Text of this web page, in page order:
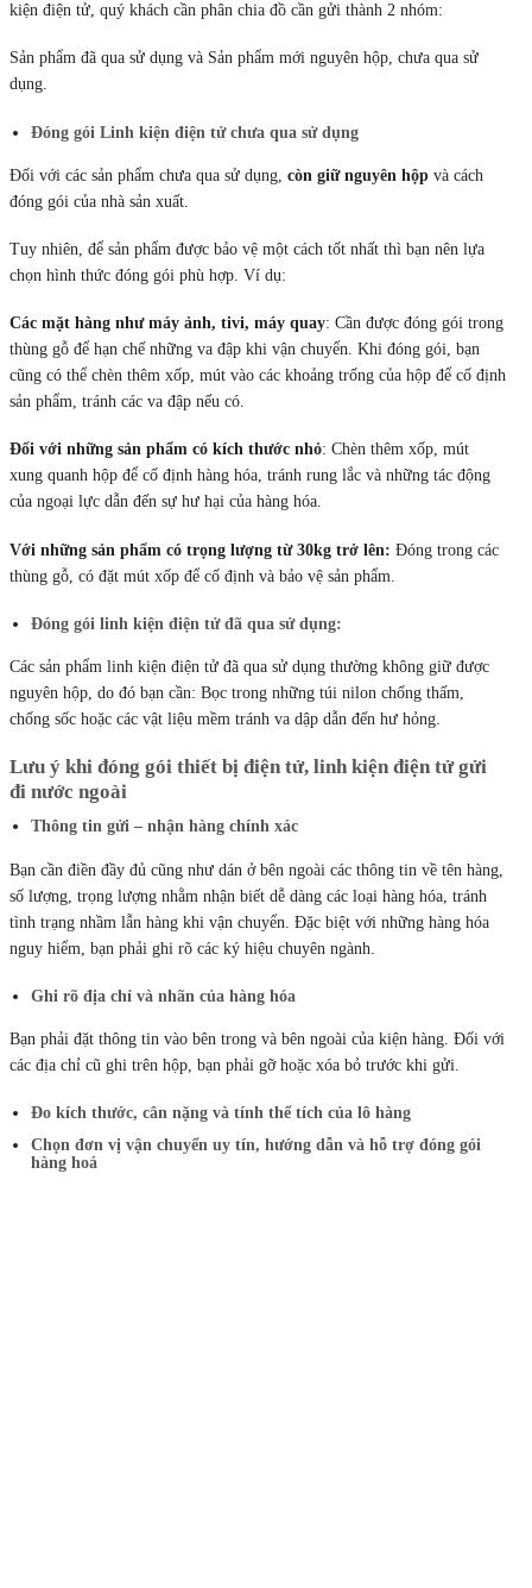
kiện điện tử, quý khách cần phân chia đồ cần gửi thành 2 nhóm:
Sản phẩm đã qua sử dụng và Sản phẩm mới nguyên hộp, chưa qua sử
dụng.
Đóng gói Linh kiện điện tử chưa qua sử dụng
Đối với các sản phẩm chưa qua sử dụng, còn giữ nguyên hộp và cách
đóng gói của nhà sản xuất.
Tuy nhiên, để sản phẩm được bảo vệ một cách tốt nhất thì bạn nên lựa
chọn hình thức đóng gói phù hợp. Ví dụ:
Các mặt hàng như máy ảnh, tivi, máy quay: Cần được đóng gói trong
thùng gỗ để hạn chế những va đập khi vận chuyển. Khi đóng gói, bạn
cũng có thể chèn thêm xốp, mút vào các khoảng trống của hộp để cố định
sản phẩm, tránh các va đập nếu có.
Đối với những sản phẩm có kích thước nhỏ: Chèn thêm xốp, mút
xung quanh hộp để cố định hàng hóa, tránh rung lắc và những tác động
của ngoại lực dẫn đến sự hư hại của hàng hóa.
Với những sản phẩm có trọng lượng từ 30kg trở lên: Đóng trong các
thùng gỗ, có đặt mút xốp để cố định và bảo vệ sản phẩm.
Đóng gói linh kiện điện tử đã qua sử dụng:
Các sản phẩm linh kiện điện tử đã qua sử dụng thường không giữ được
nguyên hộp, do đó bạn cần: Bọc trong những túi nilon chống thấm,
chống sốc hoặc các vật liệu mềm tránh va dập dẫn đến hư hỏng.
Lưu ý khi đóng gói thiết bị điện tử, linh kiện điện tử gửi
đi nước ngoài
Thông tin gửi – nhận hàng chính xác
Bạn cần điền đầy đủ cũng như dán ở bên ngoài các thông tin về tên hàng,
số lượng, trọng lượng nhằm nhận biết dễ dàng các loại hàng hóa, tránh
tình trạng nhầm lẫn hàng khi vận chuyển. Đặc biệt với những hàng hóa
nguy hiểm, bạn phải ghi rõ các ký hiệu chuyên ngành.
Ghi rõ địa chỉ và nhãn của hàng hóa
Bạn phải đặt thông tin vào bên trong và bên ngoài của kiện hàng. Đối với
các địa chỉ cũ ghi trên hộp, bạn phải gỡ hoặc xóa bỏ trước khi gửi.
Đo kích thước, cân nặng và tính thể tích của lô hàng
Chọn đơn vị vận chuyển uy tín, hướng dẫn và hỗ trợ đóng gói
hàng hoá